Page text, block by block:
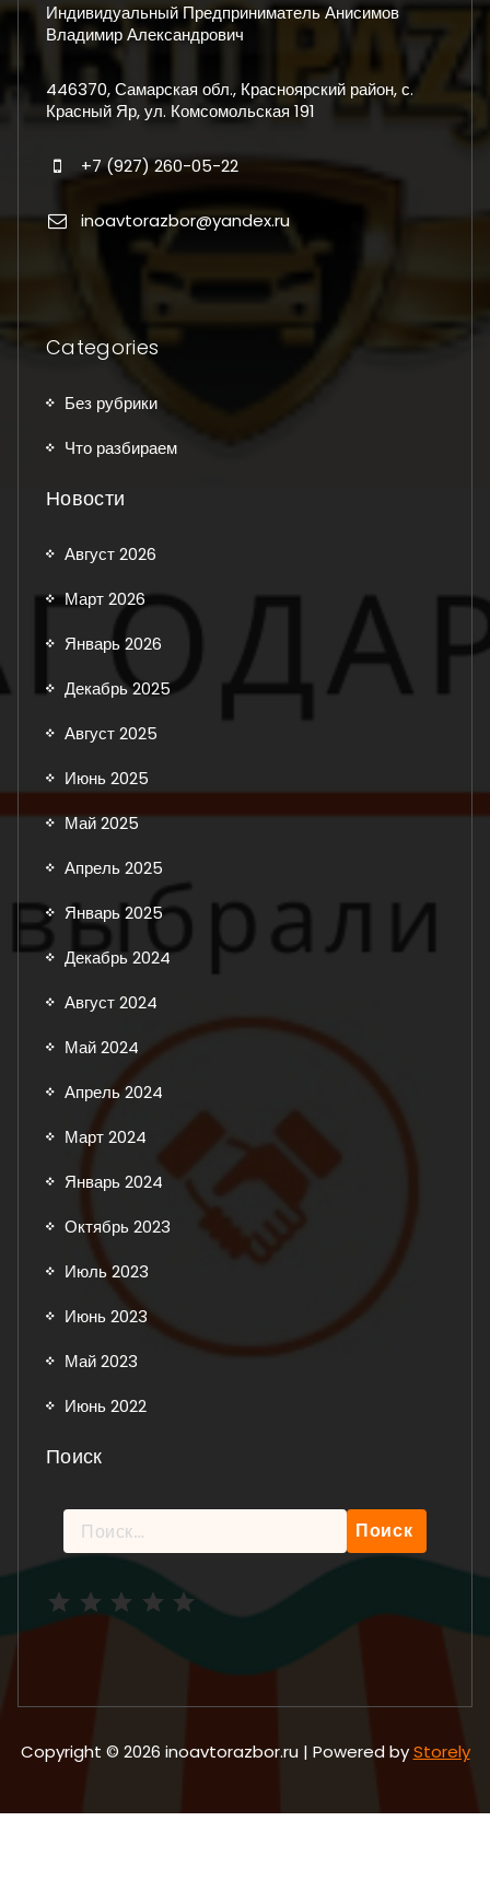
Индивидуальный Предприниматель Анисимов
Владимир Александрович
446370, Самарская обл., Красноярский район, с.
Красный Яр, ул. Комсомольская 191
+7 (927) 260-05-22
inoavtorazbor@yandex.ru
Categories
Без рубрики
Что разбираем
Новости
Август 2026
Март 2026
Январь 2026
Декабрь 2025
Август 2025
Июнь 2025
Май 2025
Апрель 2025
Январь 2025
Декабрь 2024
Август 2024
Май 2024
Апрель 2024
Март 2024
Январь 2024
Октябрь 2023
Июль 2023
Июнь 2023
Май 2023
Июнь 2022
Поиск
Найти:
Copyright © 2026 inoavtorazbor.ru | Powered byStorely